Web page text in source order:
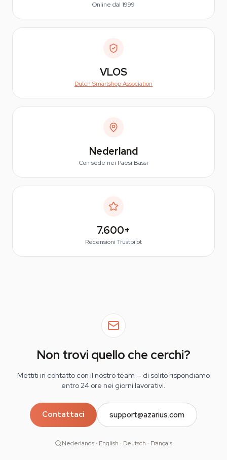
Online dal 1999
VLOS
Dutch Smartshop Association
Nederland
Con sede nei Paesi Bassi
7.600+
Recensioni Trustpilot
Non trovi quello che cerchi?
Mettiti in contatto con il nostro team — di solito rispondiamo
entro 24 ore nei giorni lavorativi.
Contattaci support@azarius.com
Nederlands · English · Deutsch · Français